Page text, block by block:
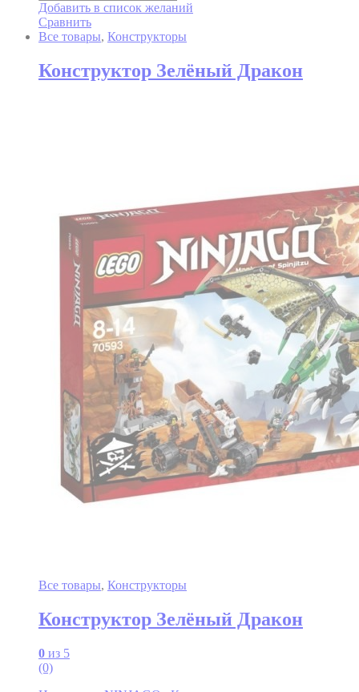
Добавить в список желаний
Сравнить
Все товары, Конструкторы
Конструктор Зелёный Дракон
Все товары, Конструкторы
Конструктор Зелёный Дракон
0 из 5
(0)